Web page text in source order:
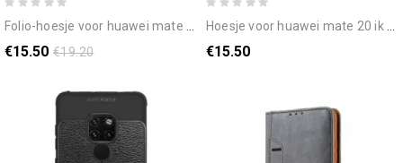
folio-hoesje voor huawei mate 20 azns leereffect
€15.50 €19.20
hoesje voor huawei mate 20 ik ben glitter
€15.50